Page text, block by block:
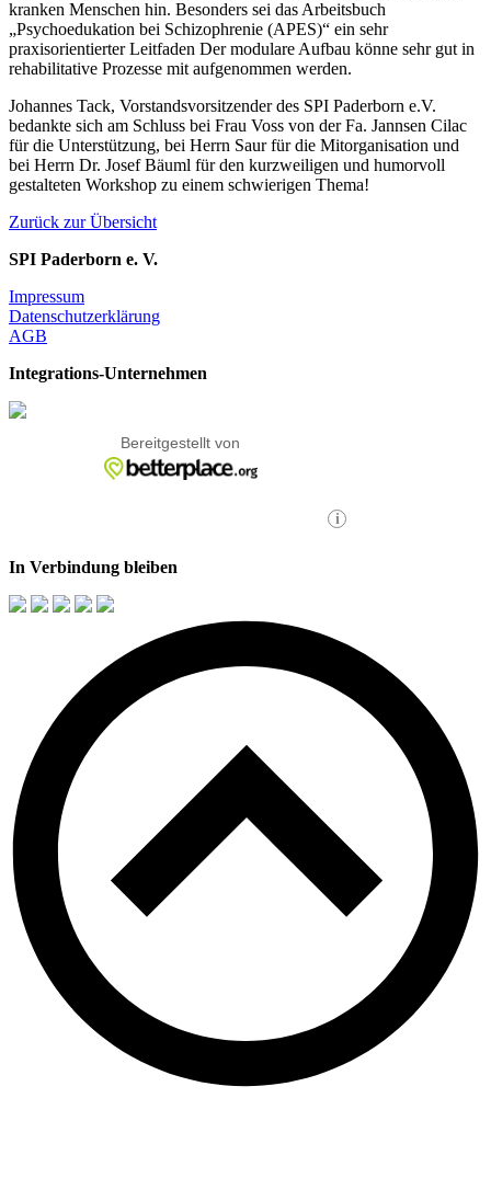
kranken Menschen hin. Besonders sei das Arbeitsbuch
„Psychoedukation bei Schizophrenie (APES)“ ein sehr
praxisorientierter Leitfaden Der modulare Aufbau könne sehr gut in
rehabilitative Prozesse mit aufgenommen werden.
Johannes Tack, Vorstandsvorsitzender des SPI Paderborn e.V.
bedankte sich am Schluss bei Frau Voss von der Fa. Jannsen Cilac
für die Unterstützung, bei Herrn Saur für die Mitorganisation und
bei Herrn Dr. Josef Bäuml für den kurzweiligen und humorvoll
gestalteten Workshop zu einem schwierigen Thema!
Zurück zur Übersicht
SPI Paderborn e. V.
Impressum
Datenschutzerklärung
AGB
Integrations-Unternehmen
In Verbindung bleiben